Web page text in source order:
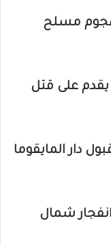
مسلح
على قتل
دار المايقوما
شمال